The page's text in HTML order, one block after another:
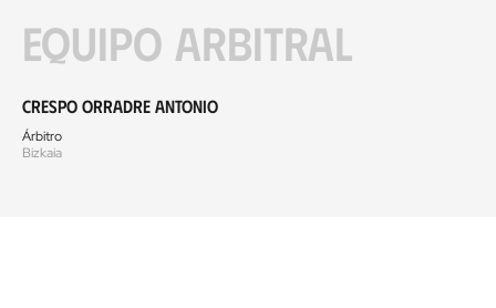
Equipo arbitral
Crespo Orradre Antonio
Árbitro
Bizkaia